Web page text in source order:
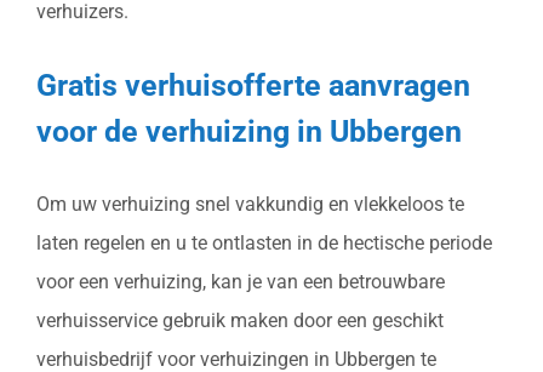
verhuizers.
Gratis verhuisofferte aanvragen
voor de verhuizing in Ubbergen
Om uw verhuizing snel vakkundig en vlekkeloos te
laten regelen en u te ontlasten in de hectische periode
voor een verhuizing, kan je van een betrouwbare
verhuisservice gebruik maken door een geschikt
verhuisbedrijf voor verhuizingen in Ubbergen te